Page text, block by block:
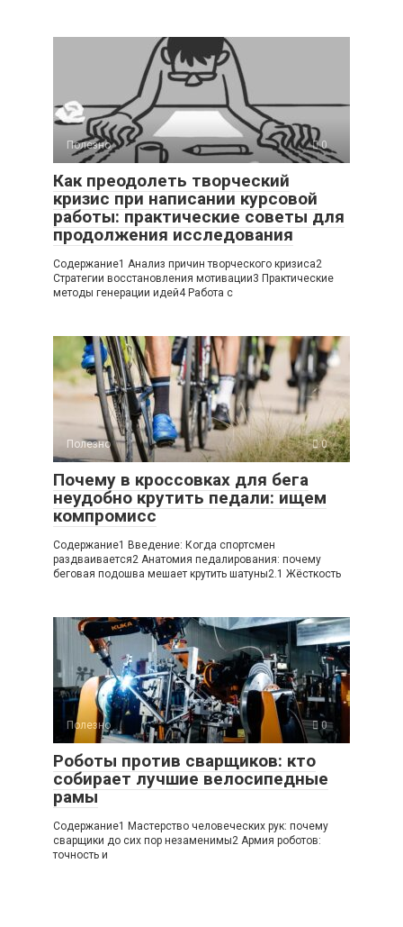
Полезно 0
Как преодолеть творческий
кризис при написании курсовой
работы: практические советы для
продолжения исследования
Содержание1 Анализ причин творческого кризиса2
Стратегии восстановления мотивации3 Практические
методы генерации идей4 Работа с
Полезно 0
Почему в кроссовках для бега
неудобно крутить педали: ищем
компромисс
Содержание1 Введение: Когда спортсмен
раздваивается2 Анатомия педалирования: почему
беговая подошва мешает крутить шатуны2.1 Жёсткость
Полезно 0
Роботы против сварщиков: кто
собирает лучшие велосипедные
рамы
Содержание1 Мастерство человеческих рук: почему
сварщики до сих пор незаменимы2 Армия роботов:
точность и